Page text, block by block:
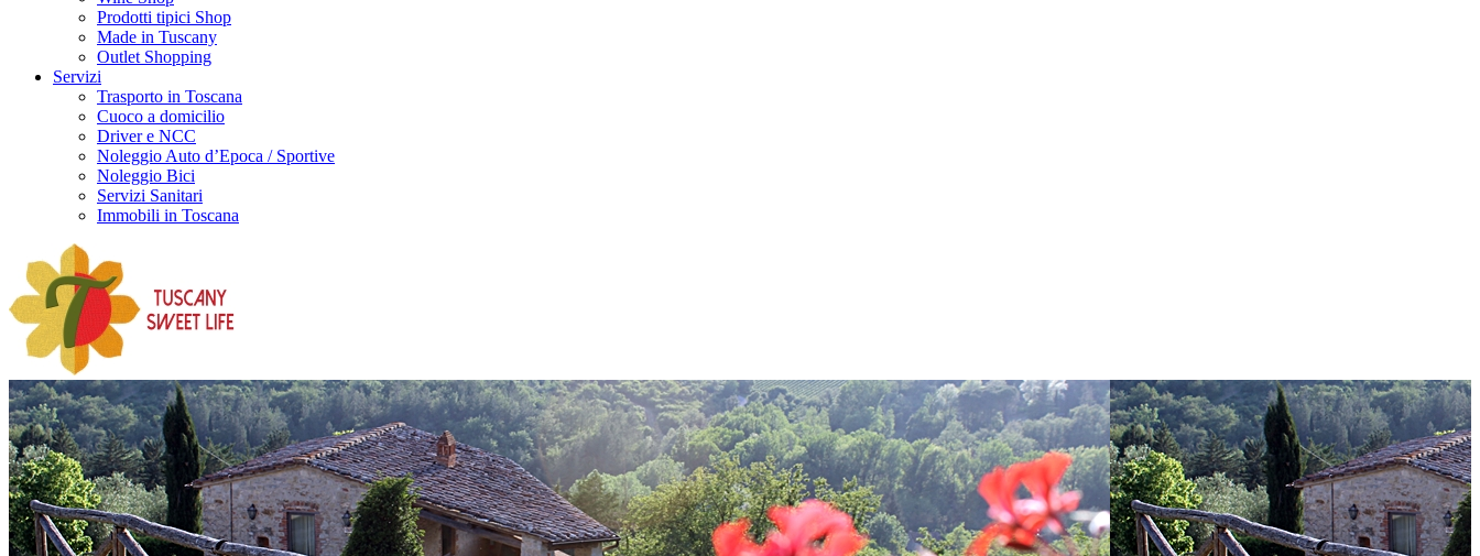
Prodotti tipici Shop
Made in Tuscany
Outlet Shopping
Servizi
Trasporto in Toscana
Cuoco a domicilio
Driver e NCC
Noleggio Auto d’Epoca / Sportive
Noleggio Bici
Servizi Sanitari
Immobili in Toscana